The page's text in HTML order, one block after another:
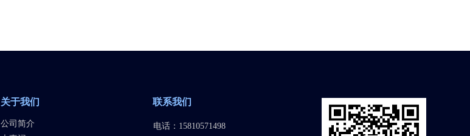
关于我们
公司简介
联系我们
电话：15810571498